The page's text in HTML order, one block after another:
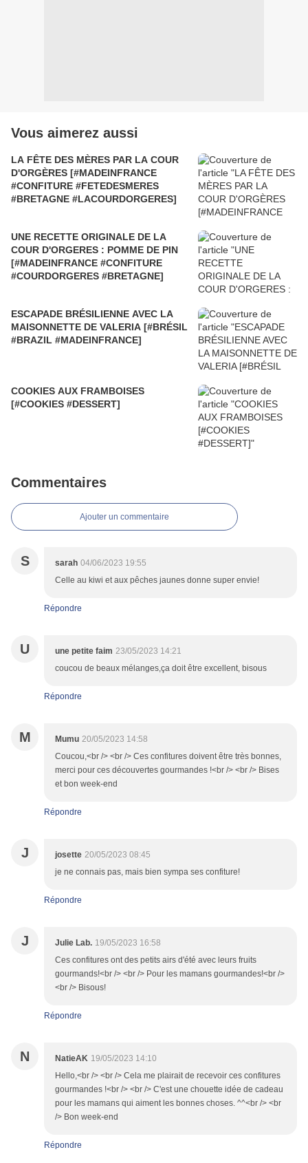
Vous aimerez aussi
LA FÊTE DES MÈRES PAR LA COUR
D'ORGÈRES [#MADEINFRANCE
#CONFITURE #FETEDESMERES
#BRETAGNE #LACOURDORGERES]
UNE RECETTE ORIGINALE DE LA
COUR D'ORGERES : POMME DE PIN
[#MADEINFRANCE #CONFITURE
#COURDORGERES #BRETAGNE]
ESCAPADE BRÉSILIENNE AVEC LA
MAISONNETTE DE VALERIA [#BRÉSIL
#BRAZIL #MADEINFRANCE]
COOKIES AUX FRAMBOISES
[#COOKIES #DESSERT]
Commentaires
Ajouter un commentaire
S sarah 04/06/2023 19:55
Celle au kiwi et aux pêches jaunes donne super envie!
Répondre
U une petite faim 23/05/2023 14:21
coucou de beaux mélanges,ça doit être excellent, bisous
Répondre
M Mumu 20/05/2023 14:58
Coucou,<br /> <br /> Ces confitures doivent être très bonnes,
merci pour ces découvertes gourmandes !<br /> <br /> Bises
et bon week-end
Répondre
J josette 20/05/2023 08:45
je ne connais pas, mais bien sympa ses confiture!
Répondre
J Julie Lab. 19/05/2023 16:58
Ces confitures ont des petits airs d'été avec leurs fruits
gourmands!<br /> <br /> Pour les mamans gourmandes!<br />
<br /> Bisous!
Répondre
N NatieAK 19/05/2023 14:10
Hello,<br /> <br /> Cela me plairait de recevoir ces confitures
gourmandes !<br /> <br /> C'est une chouette idée de cadeau
pour les mamans qui aiment les bonnes choses. ^^<br /> <br
/> Bon week-end
Répondre